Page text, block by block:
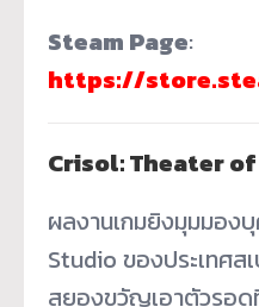
Steam Page:
https://
Crisol: Theater
ผลงานเกมยิงมุมมอง
Studio ของประเทศส
สยองขวัญเอาตัวรอด